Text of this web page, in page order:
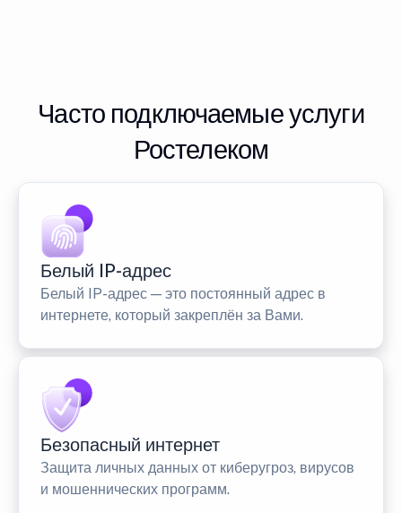
Часто подключаемые услуги
Ростелеком
Белый IP-адрес
Белый IP-адрес — это постоянный адрес в
интернете, который закреплён за Вами.
Безопасный интернет
Защита личных данных от киберугроз, вирусов
и мошеннических программ.